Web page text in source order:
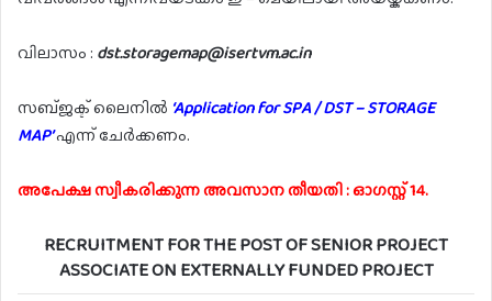
വിലാസം : dst.storagemap@isertvm.ac.in
സബ്ജക്ട് ലൈനിൽ ‘Application for SPA / DST – STORAGE
MAP’എന്ന് ചേർക്കണം.
അപേക്ഷ സ്വീകരിക്കുന്ന അവസാന തീയതി : ഓഗസ്റ്റ് 14.
RECRUITMENT FOR THE POST OF SENIOR PROJECT
ASSOCIATE ON EXTERNALLY FUNDED PROJECT